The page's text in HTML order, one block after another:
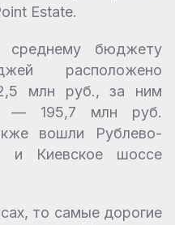
Estate.
бюджету
расположено
млн руб., за ним
— 195,7 млн руб.
вошли Рублево-
и Киевское шоссе
то самые дорогие